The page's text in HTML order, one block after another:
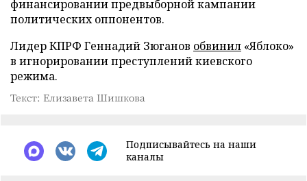
финансировании предвыборной кампании
политических оппонентов.
Лидер КПРФ Геннадий Зюганов обвинил «Яблоко»
в игнорировании преступлений киевского
режима.
Текст: Елизавета Шишкова
Подписывайтесь на наши
каналы